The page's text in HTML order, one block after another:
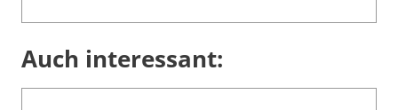
Auch interessant: